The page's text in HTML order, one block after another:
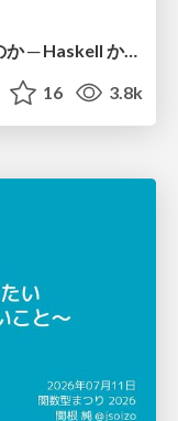
アルゴリズムは何を圧縮しているのか ─ Haskell から育った「圧縮代数」というメンタルモデル
16 3.8k